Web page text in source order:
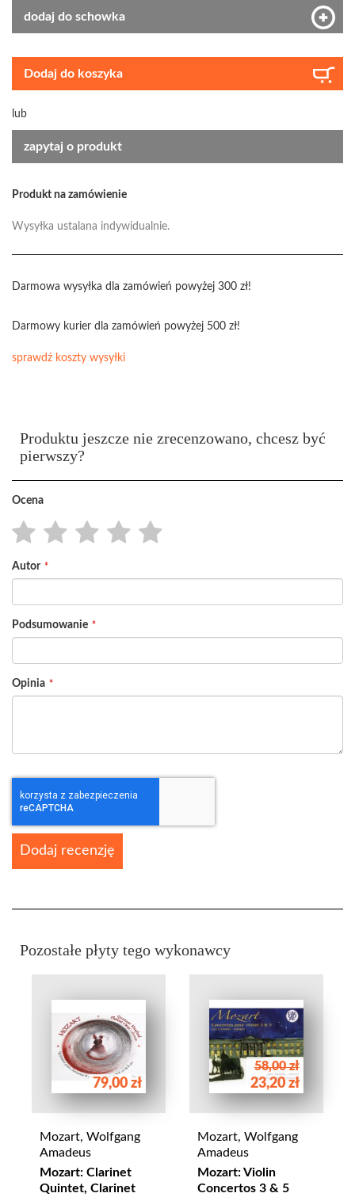
dodaj do schowka
Dodaj do koszyka
lub
zapytaj o produkt
Produkt na zamówienie
Wysyłka ustalana indywidualnie.
Darmowa wysyłka dla zamówień powyżej 300 zł!
Darmowy kurier dla zamówień powyżej 500 zł!
sprawdź koszty wysyłki
Produktu jeszcze nie zrecenzowano, chcesz być
pierwszy?
Ocena
star
stars
stars
stars
stars
Autor
Podsumowanie
Opinia
Dodaj recenzję
Pozostałe płyty tego wykonawcy
79,00 zł
Mozart, Wolfgang
Amadeus
Mozart: Clarinet
Quintet, Clarinet
58,00 zł
23,20 zł
Mozart, Wolfgang
Amadeus
Mozart: Violin
Concertos 3 & 5